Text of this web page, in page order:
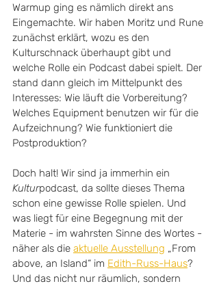
Warmup ging es nämlich direkt ans
Eingemachte. Wir haben Moritz und Rune
zunächst erklärt, wozu es den
Kulturschnack überhaupt gibt und
welche Rolle ein Podcast dabei spielt. Der
stand dann gleich im Mittelpunkt des
Interesses: Wie läuft die Vorbereitung?
Welches Equipment benutzen wir für die
Aufzeichnung? Wie funktioniert die
Postproduktion?
Doch halt! Wir sind ja immerhin ein
Kulturpodcast, da sollte dieses Thema
schon eine gewisse Rolle spielen. Und
was liegt für eine Begegnung mit der
Materie - im wahrsten Sinne des Wortes -
näher als die aktuelle Ausstellung „From
above, an Island“ im Edith-Russ-Haus?
Und das nicht nur räumlich, sondern